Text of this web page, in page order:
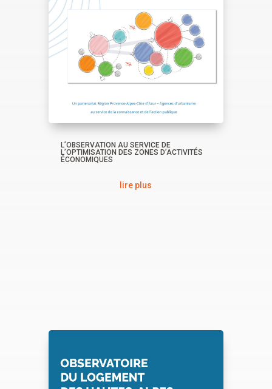
L’OBSERVATION AU SERVICE DE
L’OPTIMISATION DES ZONES D’ACTIVITÉS
ÉCONOMIQUES
lire plus